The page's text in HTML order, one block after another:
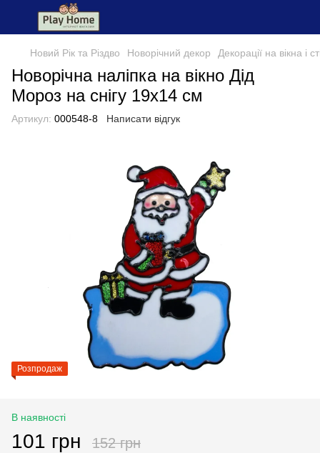
Новий Рік та Різдво Новорічний декор Декорації на вікна і
Новорічна наліпка на вікно Дід
Мороз на снігу 19x14 см
Артикул: 000548-8 Написати відгук
Розпродаж
В наявності
101 грн 152 грн